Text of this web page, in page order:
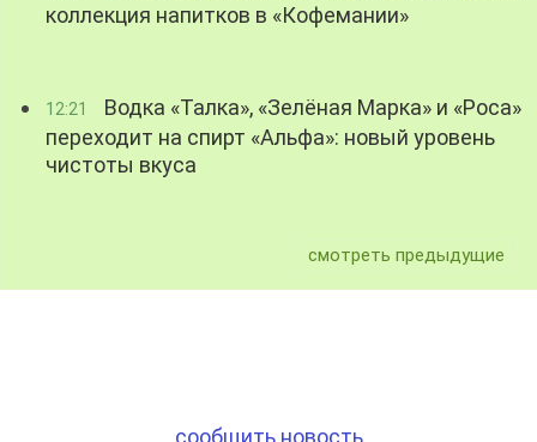
коллекция напитков в «Кофемании»
12:21
Водка «Талка», «Зелёная Марка» и «Роса»
переходит на спирт «Альфа»: новый уровень
чистоты вкуса
смотреть предыдущие
сообщить новость